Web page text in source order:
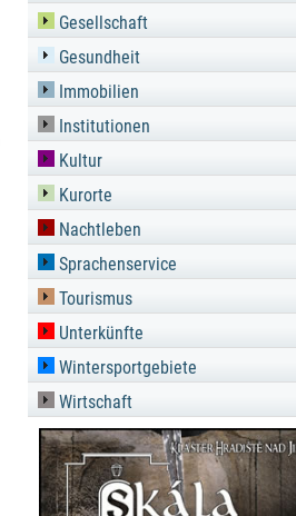
Gesellschaft
Gesundheit
Immobilien
Institutionen
Kultur
Kurorte
Nachtleben
Sprachenservice
Tourismus
Unterkünfte
Wintersportgebiete
Wirtschaft